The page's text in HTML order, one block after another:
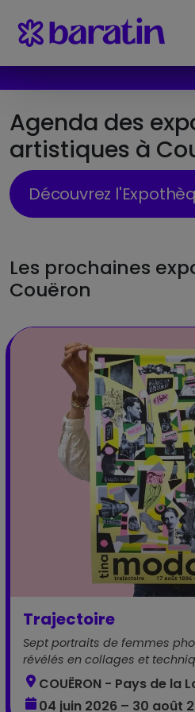
Agenda des
artistiques à
Découvrez
Les prochaines
Couëron
Trajectoire
Sept portraits de femmes
révélés en collages et
COUËRON - Pays de la
04 juin 2026 – 30 août